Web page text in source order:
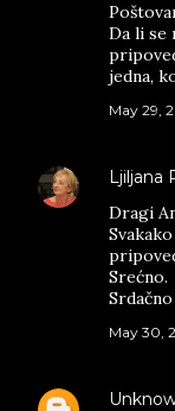
Da li se
jedna,
May 29,
Ljiljana
Dragi
Srećno.
May 30,